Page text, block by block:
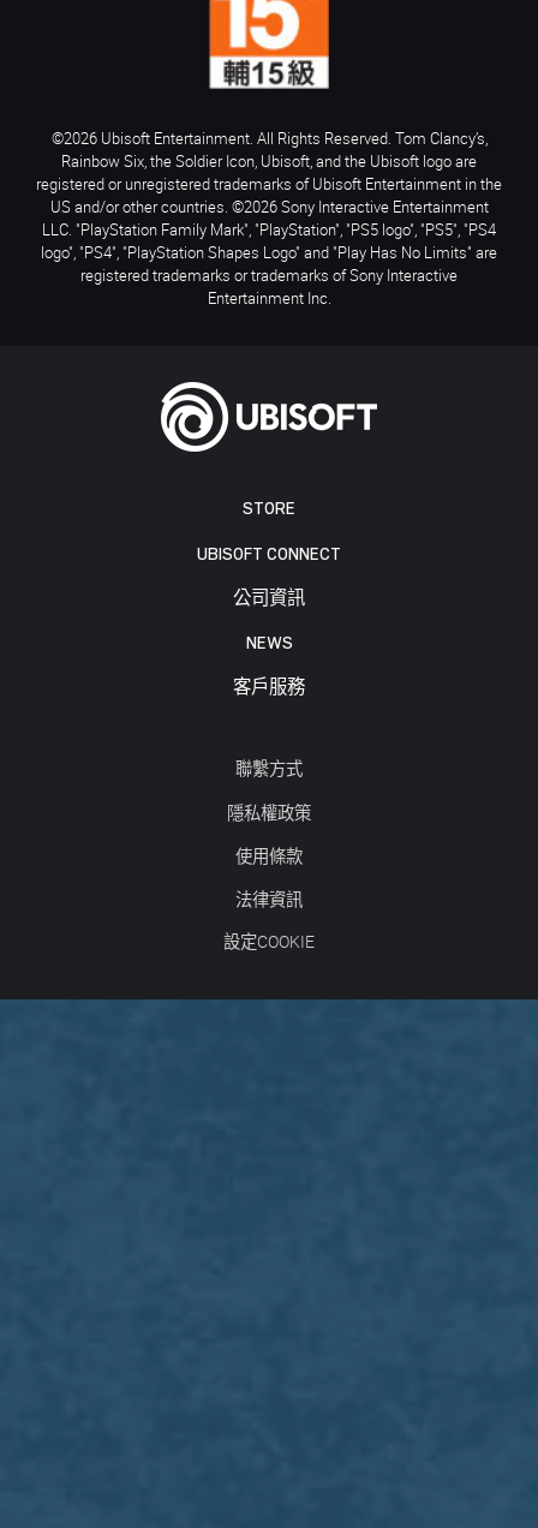
STORE
UBISOFT CONNECT
公司資訊
NEWS
客戶服務
聯繫方式
隱私權政策
使用條款
法律資訊
設定COOKIE
©2026 Ubisoft Entertainment. All Rights Reserved. Tom Clancy’s,
Rainbow Six, the Soldier Icon, Ubisoft, and the Ubisoft logo are
registered or unregistered trademarks of Ubisoft Entertainment in the
US and/or other countries. ©2026 Sony Interactive Entertainment
LLC. "PlayStation Family Mark", "PlayStation", "PS5 logo", "PS5", "PS4
logo", "PS4", "PlayStation Shapes Logo" and "Play Has No Limits" are
registered trademarks or trademarks of Sony Interactive
Entertainment Inc.